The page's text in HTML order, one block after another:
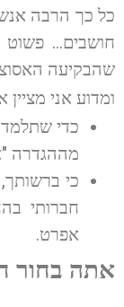
כל כך הרבה
חושבים…
שהבקיעה
ומדוע אני מציין
כדי שתלמד
מההגדרה
אפרט.
אתה בחור